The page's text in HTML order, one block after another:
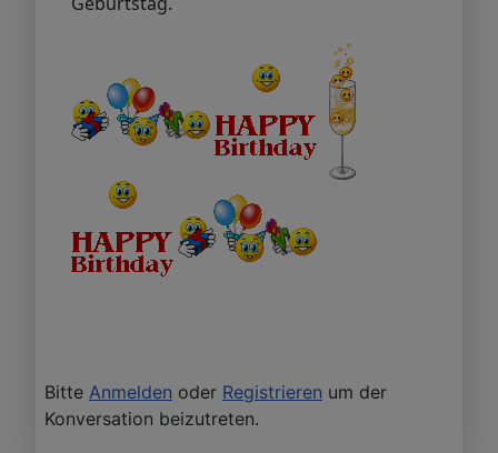
Bitte Anmelden oder Registrieren um der
Konversation beizutreten.